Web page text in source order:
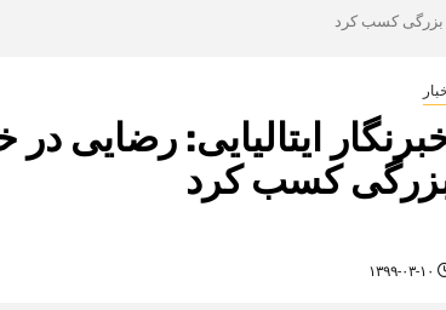
بزرگی کسب کرد
ایتالیایی: رضایی در
کسب کرد